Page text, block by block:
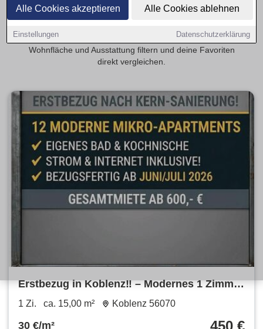
Alle Cookies akzeptieren Alle Cookies ablehnen
Einstellungen Datenschutzerklärung
Finde deine 1-Zimmer-Wohnung in Neuwied – ideal für
Neuwied.de kannst du aktuelle Angebote nach Mietpreis,
Wohnfläche und Ausstattung filtern und deine Favoriten
direkt vergleichen.
Erstbezug in Koblenz‼️ – Modernes 1 Zimmer
Apartment
1 Zi. ca. 15,00 m² Koblenz 56070
30 €/m² 450 €